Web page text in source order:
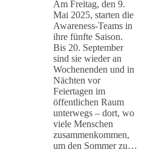
Am Freitag, den 9.
Mai 2025, starten die
Awareness-Teams in
ihre fünfte Saison.
Bis 20. September
sind sie wieder an
Wochenenden und in
Nächten vor
Feiertagen im
öffentlichen Raum
unterwegs – dort, wo
viele Menschen
zusammenkommen,
um den Sommer zu…